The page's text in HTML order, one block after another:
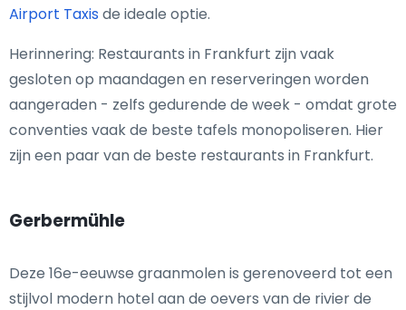
Airport Taxis de ideale optie.
Herinnering: Restaurants in Frankfurt zijn vaak
gesloten op maandagen en reserveringen worden
aangeraden - zelfs gedurende de week - omdat grote
conventies vaak de beste tafels monopoliseren. Hier
zijn een paar van de beste restaurants in Frankfurt.
Gerbermühle
Deze 16e-eeuwse graanmolen is gerenoveerd tot een
stijlvol modern hotel aan de oevers van de rivier de